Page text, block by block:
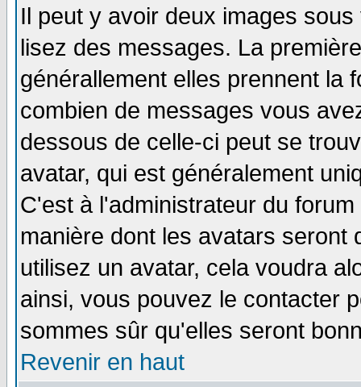
Il peut y avoir deux images
lisez des messages. La
générallement elles prennent la
combien de messages vous
dessous de celle-ci peut se
avatar, qui est généralement
C'est à l'administrateur du
manière dont les avatars seront
utilisez un avatar, cela voudra
ainsi, vous pouvez le contacter
sommes sûr qu'elles seront
Revenir en haut